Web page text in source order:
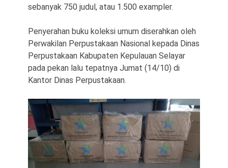
sebanyak 750 judul, atau 1.500 exampler.
Penyerahan buku koleksi umum diserahkan oleh
Perwakilan Perpustakaan Nasional kepada Dinas
Perpustakaan Kabupaten Kepulauan Selayar
pada pekan lalu tepatnya Jumat (14/10) di
Kantor Dinas Perpustakaan.